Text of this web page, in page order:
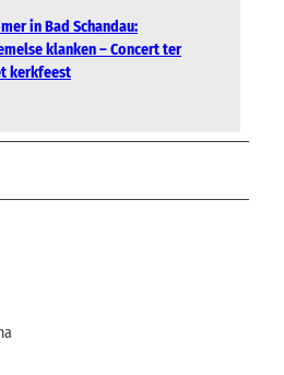
in Bad Schandau:
klanken – Concert ter
kerkfeest